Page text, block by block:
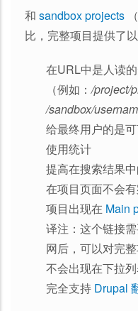
和 sandbox projects
比，完整项目提供了
在URL中是人读
（例如：/project/
/sandbox/
给最终用户的是
使用统计
提高在搜索结果
在项目页面不会有
项目出现在 Main
译注：这个链接
网后，可以对完
不会出现在下拉列
完全支持 Drupal